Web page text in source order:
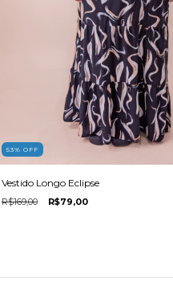
53% OFF
Vestido Longo Eclipse
R$169,00 R$79,00